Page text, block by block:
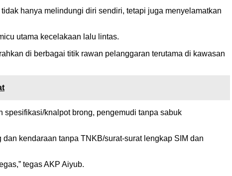
hanya melindungi diri sendiri, tetapi juga menyelamatkan
utama kecelakaan lalu lintas.
di berbagai titik rawan pelanggaran terutama di kawasan
knalpot brong, pengemudi tanpa sabuk
kendaraan tanpa TNKB/surat-surat lengkap SIM dan
tegas AKP Aiyub.